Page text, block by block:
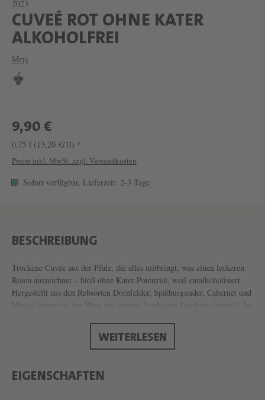
2023
CUVEÉ ROT OHNE KATER
ALKOHOLFREI
E
É
H
N
K
A
Mejs
9,90 €
0.75 l (13,20 €/1l) *
Preise inkl. MwSt. zzgl. Versandkosten
Sofort verfügbar, Lieferzeit: 2-3 Tage
BESCHREIBUNG
Trockene Cuvée aus der Pfalz, die alles mitbringt, was einen leckeren
Roten auszeichnet – bloß ohne Kater-Potenzial, weil entalkoholisiert.
Hergestellt aus den Rebsorten Dornfelder, Spätburgunder, Cabernet und
Merlot überzeugt der Wein mit seinem fruchtigen Geschmacksprofil. In
Gaumen eine gewisse Tiefe.
Gesetzgeber bis zu 0,5 Prozent Alkohol enthalten.
WEITERLESEN
EIGENSCHAFTEN